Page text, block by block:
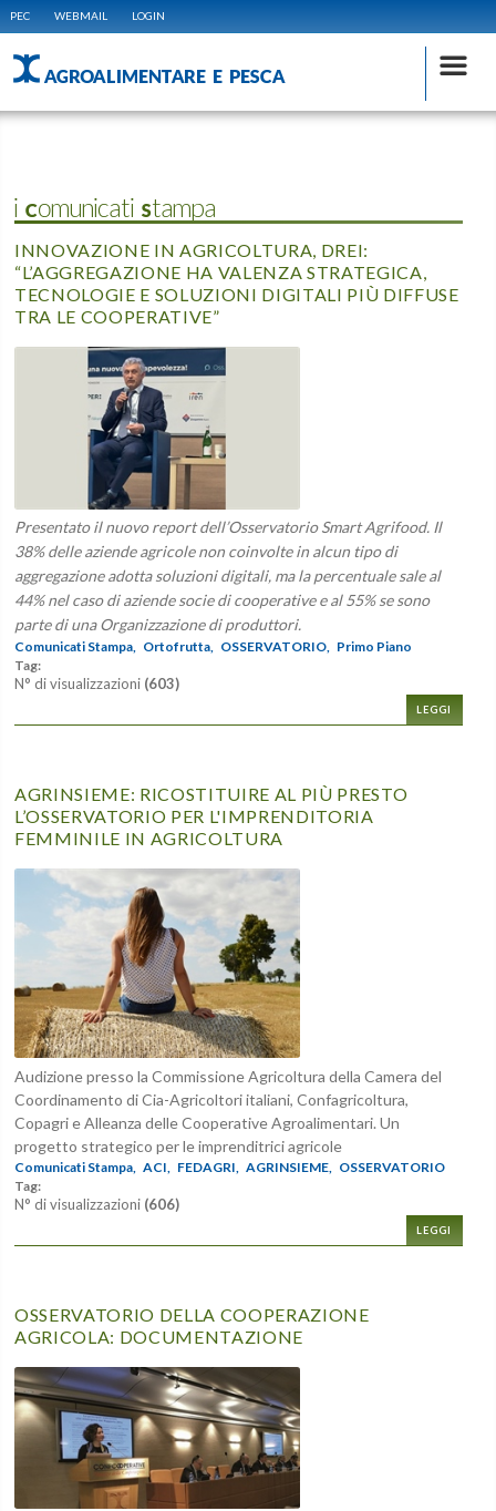
PEC WEBMAIL LOGIN
AGROALIMENTARE E PESCA
i Comunicati Stampa
INNOVAZIONE IN AGRICOLTURA, DREI:
“L’AGGREGAZIONE HA VALENZA STRATEGICA,
TECNOLOGIE E SOLUZIONI DIGITALI PIÙ DIFFUSE
TRA LE COOPERATIVE”
Presentato il nuovo report dell’Osservatorio Smart Agrifood. Il
38% delle aziende agricole non coinvolte in alcun tipo di
aggregazione adotta soluzioni digitali, ma la percentuale sale al
44% nel caso di aziende socie di cooperative e al 55% se sono
parte di una Organizzazione di produttori.
Comunicati Stampa, Ortofrutta, OSSERVATORIO, Primo Piano
Tag:
N° di visualizzazioni (603)
LEGGI
AGRINSIEME: RICOSTITUIRE AL PIÙ PRESTO
L’OSSERVATORIO PER L'IMPRENDITORIA
FEMMINILE IN AGRICOLTURA
Audizione presso la Commissione Agricoltura della Camera del
Coordinamento di Cia-Agricoltori italiani, Confagricoltura,
Copagri e Alleanza delle Cooperative Agroalimentari. Un
progetto strategico per le imprenditrici agricole
Comunicati Stampa, ACI, FEDAGRI, AGRINSIEME,
OSSERVATORIO
Tag:
N° di visualizzazioni (606)
LEGGI
OSSERVATORIO DELLA COOPERAZIONE
AGRICOLA: DOCUMENTAZIONE